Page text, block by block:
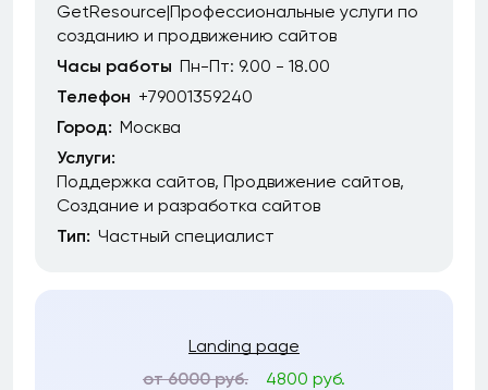
GetResource|Профессиональные услуги по
созданию и продвижению сайтов
Часы работы Пн-Пт: 9.00 - 18.00
Телефон +79001359240
Город: Москва
Услуги:
Поддержка сайтов Продвижение сайтов
Создание и разработка сайтов
Тип: Частный специалист
Landing page
от 6000 руб.
4800 руб.